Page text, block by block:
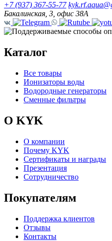
+7 (937) 367-55-77
Бакалинская, 3, офис 38А
Каталог
Все товары
Ионизаторы воды
Водородные генераторы
Сменные фильтры
О KYK
О компании
Почему KYK
Сертификаты и награды
Презентация
Сотрудничество
Покупателям
Поддержка клиентов
Отзывы
Контакты